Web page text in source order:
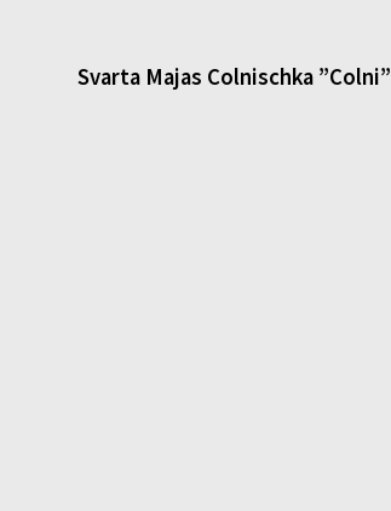
Svarta Majas Colnischka ”Colni”